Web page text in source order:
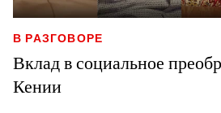
В РАЗГОВОРЕ
Вклад в социальное
Кении